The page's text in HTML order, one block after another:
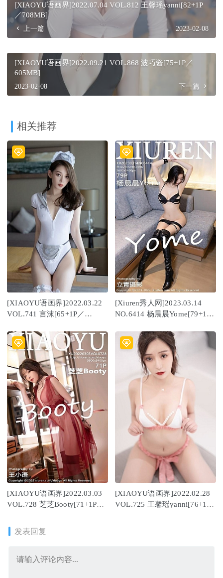
[XIAOYU语画界]2022.07.04 VOL.812 王馨瑶yanni[82+1P
／708MB]
上一篇 2023-02-08
[XIAOYU语画界]2022.09.21 VOL.868 波巧酱[75+1P／
605MB]
2023-02-08 下一篇
相关推荐
[XIAOYU语画界]2022.03.22
VOL.741 言沫[65+1P／
[Xiuren秀人网]2023.03.14
NO.6414 杨晨晨Yome[79+1P
[XIAOYU语画界]2022.03.03
VOL.728 芝芝Booty[71+1P／
[XIAOYU语画界]2022.02.28
VOL.725 王馨瑶yanni[76+1P
发表回复